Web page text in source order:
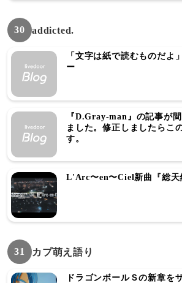
30 addicted.
「文字は紙で読むものだよ
ー
『D.Gray-man』の記事が
ました。修正しましたらこ
す。
L'Arc〜en〜Ciel新曲『総天
31 カプ萌え語り
ドラゴンボールＳの新章を